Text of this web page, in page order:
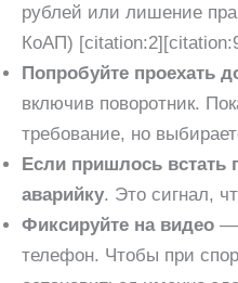
рублей или лишение
КоАП)
Попробуйте проехать
включив поворотник.
требование, но
Если пришлось
аварийку. Это сигнал,
Фиксируйте на видео —
телефон. Чтобы при